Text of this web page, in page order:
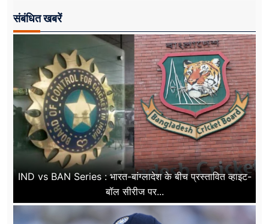
संबंधित खबरें
IND vs BAN Series : भारत-बांग्लादेश के बीच प्रस्तावित व्हाइट-
बॉल सीरीज पर...